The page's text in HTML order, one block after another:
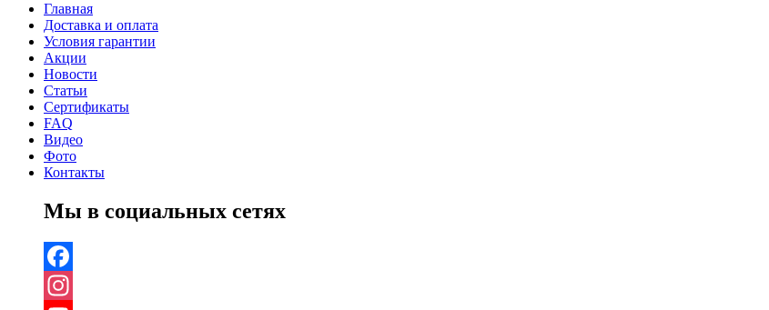
Главная
Доставка и оплата
Условия гарантии
Акции
Новости
Статьи
Сертификаты
FAQ
Видео
Фото
Контакты
Мы в социальных сетях
Facebook